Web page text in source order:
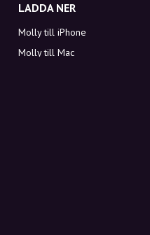
LADDA NER
Molly till iPhone
Molly till Mac